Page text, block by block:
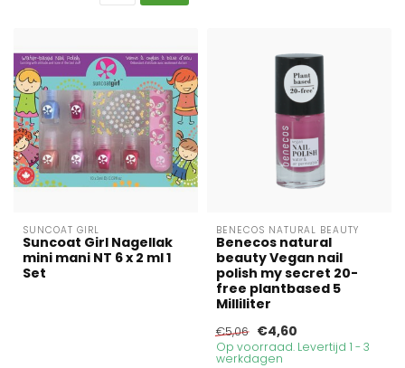
SUNCOAT GIRL
Suncoat Girl Nagellak
mini mani NT 6 x 2 ml 1
Set
BENECOS NATURAL BEAUTY
Benecos natural
beauty Vegan nail
polish my secret 20-
free plantbased 5
Milliliter
€5,06 €4,60
Op voorraad. Levertijd 1 - 3
werkdagen